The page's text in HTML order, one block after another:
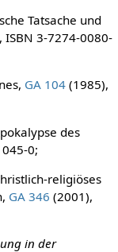
Tatsache und
ISBN 3-7274-0080-
GA 104(1985),
des
0;
religiöses
GA 346 (2001),
in der